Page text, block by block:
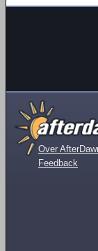
Over
Feedback